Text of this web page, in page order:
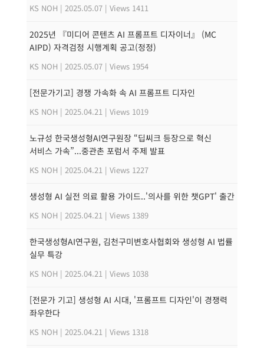
KS NOH | 2025.05.07 | Views 1411
2025년 『미디어 콘텐츠 AI 프롬프트 디자이너』 (MC
AIPD) 자격검정 시행계획 공고(정정)
KS NOH | 2025.05.07 | Views 1954
[전문가기고] 경쟁 가속화 속 AI 프롬프트 디자인
KS NOH | 2025.04.21 | Views 1019
노규성 한국생성형AI연구원장 “딥씨크 등장으로 혁신
서비스 가속”...중관촌 포럼서 주제 발표
KS NOH | 2025.04.21 | Views 1227
생성형 AI 실전 의료 활용 가이드..'의사를 위한 챗GPT' 출간
KS NOH | 2025.04.21 | Views 1389
한국생성형AI연구원, 김천구미변호사협회와 생성형 AI 법률
실무 특강
KS NOH | 2025.04.21 | Views 1038
[전문가 기고] 생성형 AI 시대, '프롬프트 디자인'이 경쟁력
좌우한다
KS NOH | 2025.04.21 | Views 1318